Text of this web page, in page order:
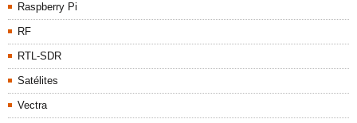
Raspberry Pi
RF
RTL-SDR
Satélites
Vectra